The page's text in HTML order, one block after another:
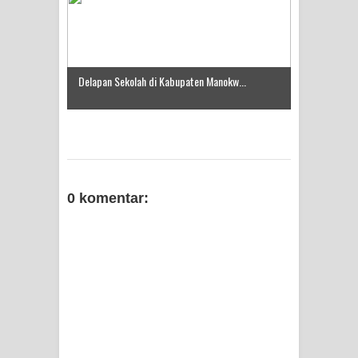
Tersangka Kasus Korupsi Jalan
Delapan Sekolah di Kabupaten Manokw...
0 komentar: